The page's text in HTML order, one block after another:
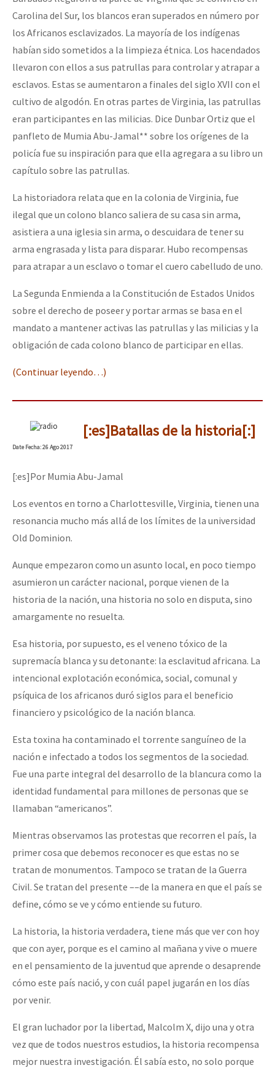
Carolina del Sur, los blancos eran superados en número por
los Africanos esclavizados. La mayoría de los indígenas
habían sido sometidos a la limpieza étnica. Los hacendados
llevaron con ellos a sus patrullas para controlar y atrapar a
esclavos. Estas se aumentaron a finales del siglo XVII con el
cultivo de algodón. En otras partes de Virginia, las patrullas
eran participantes en las milicias. Dice Dunbar Ortiz que el
panfleto de Mumia Abu-Jamal** sobre los orígenes de la
policía fue su inspiración para que ella agregara a su libro un
capítulo sobre las patrullas.
La historiadora relata que en la colonia de Virginia, fue
ilegal que un colono blanco saliera de su casa sin arma,
asistiera a una iglesia sin arma, o descuidara de tener su
arma engrasada y lista para disparar. Hubo recompensas
para atrapar a un esclavo o tomar el cuero cabelludo de uno.
La Segunda Enmienda a la Constitución de Estados Unidos
sobre el derecho de poseer y portar armas se basa en el
mandato a mantener activas las patrullas y las milicias y la
obligación de cada colono blanco de participar en ellas.
(Continuar leyendo…)
[:es]Batallas de la historia[:]
DateFecha: 26 Ago 2017
[:es]Por Mumia Abu-Jamal
Los eventos en torno a Charlottesville, Virginia, tienen una
resonancia mucho más allá de los límites de la universidad
Old Dominion.
Aunque empezaron como un asunto local, en poco tiempo
asumieron un carácter nacional, porque vienen de la
historia de la nación, una historia no solo en disputa, sino
amargamente no resuelta.
Esa historia, por supuesto, es el veneno tóxico de la
supremacía blanca y su detonante: la esclavitud africana. La
intencional explotación económica, social, comunal y
psíquica de los africanos duró siglos para el beneficio
financiero y psicológico de la nación blanca.
Esta toxina ha contaminado el torrente sanguíneo de la
nación e infectado a todos los segmentos de la sociedad.
Fue una parte integral del desarrollo de la blancura como la
identidad fundamental para millones de personas que se
llamaban “americanos”.
Mientras observamos las protestas que recorren el país, la
primer cosa que debemos reconocer es que estas no se
tratan de monumentos. Tampoco se tratan de la Guerra
Civil. Se tratan del presente ––de la manera en que el país se
define, cómo se ve y cómo entiende su futuro.
La historia, la historia verdadera, tiene más que ver con hoy
que con ayer, porque es el camino al mañana y vive o muere
en el pensamiento de la juventud que aprende o desaprende
cómo este país nació, y con cuál papel jugarán en los días
por venir.
El gran luchador por la libertad, Malcolm X, dijo una y otra
vez que de todos nuestros estudios, la historia recompensa
mejor nuestra investigación. Él sabía esto, no solo porque